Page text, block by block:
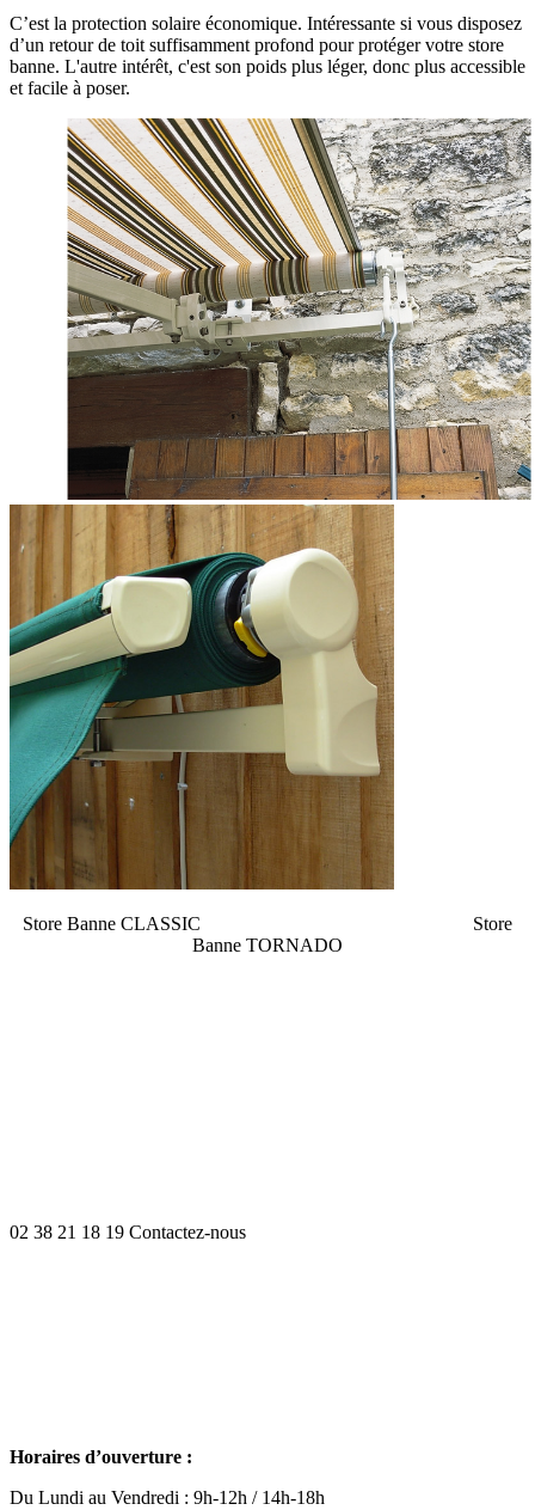
C’est la protection solaire économique. Intéressante si vous disposez
d’un retour de toit suffisamment profond pour protéger votre store
banne. L'autre intérêt, c'est son poids plus léger, donc plus accessible
et facile à poser.
Store Banne CLASSIC Store
Banne TORNADO
02 38 21 18 19 Contactez-nous
Horaires d’ouverture :
Du Lundi au Vendredi : 9h-12h / 14h-18h